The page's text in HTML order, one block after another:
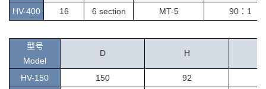
HV-400
16 6 section MT-5 90︰1
型号
Model
D H
HV-150 150 92